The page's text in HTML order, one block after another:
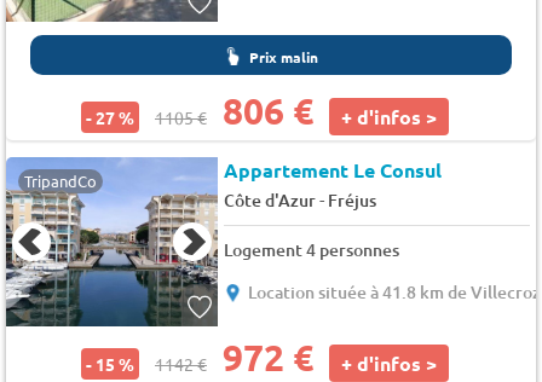
Prix malin
- 27 % 1105 € 806 € + d'infos >
TripandCo Appartement Le Consul
Côte d'Azur- Fréjus
Logement 4 personnes
Location située à 41.8 km de
- 15 % 1142 € 972 € + d'infos >